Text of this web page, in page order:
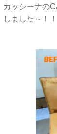
カッシーナの
しました～！！